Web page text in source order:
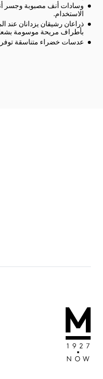
وسادات أنف مصبوبة وجسر
الاستخدام.
ذراعان رشيقان يزدانان عند
بأطراف مريحة موسومة
عدسات خضراء متناسقة توفر